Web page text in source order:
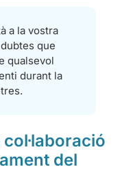
a la vostra
que
qualsevol
durant la
del